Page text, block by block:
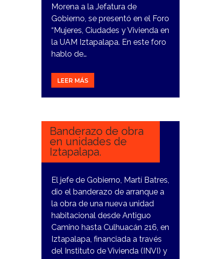
Morena a la Jefatura de
Gobierno, se presentó en el Foro
“Mujeres, Ciudades y Vivienda en
la UAM Iztapalapa. En este foro
hablo de…
LEER MÁS
4
Banderazo de obra
en unidades de
Iztapalapa.
El jefe de Gobierno, Martí Batres,
dio el banderazo de arranque a
la obra de una nueva unidad
habitacional desde Antiguo
Camino hasta Culhuacán 216, en
Iztapalapa, financiada a través
del Instituto de Vivienda (INVI) y